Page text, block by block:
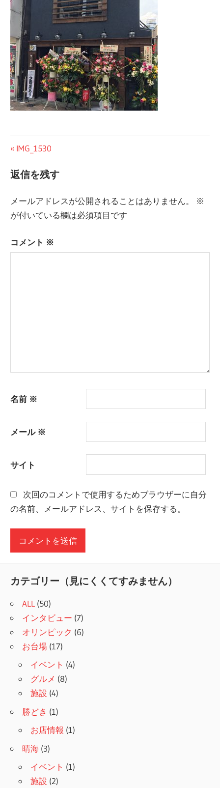
投
稿
ビ
ー
前
記
IMG_1530
返信を残す
メールアドレスが公開されることはありません。
※
が付いている欄は必須項目です
コメント ※
名前 ※
メール ※
サイト
次回のコメントで使用するためブラウザーに自分
の名前、メールアドレス、サイトを保存する。
カテゴリー（見にくくてすみません）
ALL (50)
インタビュー (7)
オリンピック (6)
お台場 (17)
イベント (4)
グルメ (8)
施設 (4)
勝どき (1)
お店情報 (1)
晴海 (3)
イベント (1)
施設 (2)